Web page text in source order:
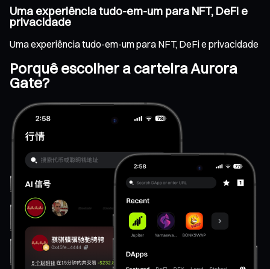
Uma experiência tudo-em-um para NFT, DeFi e
privacidade
Uma experiência tudo-em-um para NFT, DeFi e privacidade
Porquê escolher a carteira Aurora
Gate?